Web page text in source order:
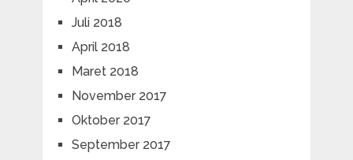
Juli 2018
April 2018
Maret 2018
November 2017
Oktober 2017
September 2017